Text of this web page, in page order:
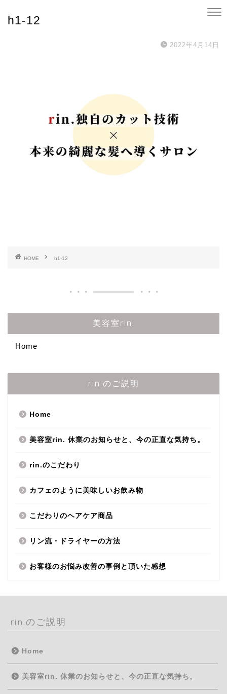
h1-12
2022年4月14日
HOME h1-12
美容室rin.
Home
rin.のご説明
Home
美容室rin. 休業のお知らせと、今の正直な気持ち。
rin.のこだわり
カフェのように美味しいお飲み物
こだわりのヘアケア商品
リン流・ドライヤーの方法
お客様のお悩み改善の事例と頂いた感想
rin.のご説明
Home
美容室rin. 休業のお知らせと、今の正直な気持ち。